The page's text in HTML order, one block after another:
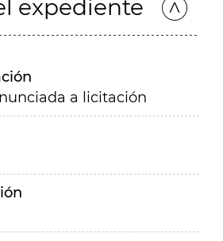
expediente
a licitación